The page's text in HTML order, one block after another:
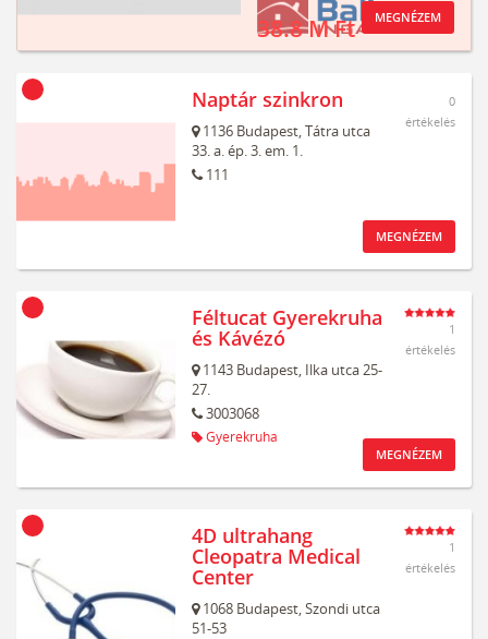
38.8 M Ft MEGNÉZEM
Naptár szinkron
1136 Budapest,Tátra utca
33. a. ép. 3. em. 1.
111
0
értékelés
MEGNÉZEM
Féltucat Gyerekruha
és Kávézó
1143 Budapest, Ilka utca 25-
27.
3003068
Gyerekruha
1
értékelés
MEGNÉZEM
4D ultrahang
Cleopatra Medical
Center
1068 Budapest,Szondi utca
51-53
1
értékelés